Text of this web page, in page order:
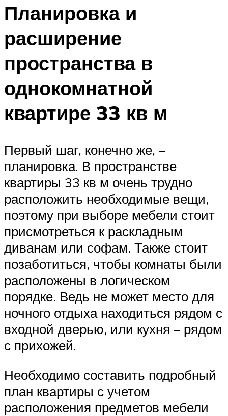
Планировка и
расширение
пространства в
однокомнатной
квартире 33 кв м
Первый шаг, конечно же, –
планировка. В пространстве
квартиры 33 кв м очень трудно
расположить необходимые вещи,
поэтому при выборе мебели стоит
присмотреться к раскладным
диванам или софам. Также стоит
позаботиться, чтобы комнаты были
расположены в логическом
порядке. Ведь не может место для
ночного отдыха находиться рядом с
входной дверью, или кухня – рядом
с прихожей.
Необходимо составить подробный
план квартиры с учетом
расположения предметов мебели